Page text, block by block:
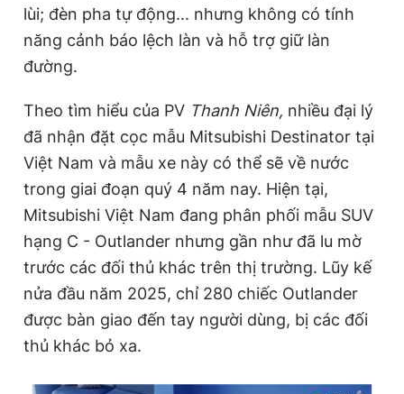
lùi; đèn pha tự động... nhưng không có tính
năng cảnh báo lệch làn và hỗ trợ giữ làn
đường.
Theo tìm hiểu của PV Thanh Niên, nhiều đại lý
đã nhận đặt cọc mẫu Mitsubishi Destinator tại
Việt Nam và mẫu xe này có thể sẽ về nước
trong giai đoạn quý 4 năm nay. Hiện tại,
Mitsubishi Việt Nam đang phân phối mẫu SUV
hạng C - Outlander nhưng gần như đã lu mờ
trước các đối thủ khác trên thị trường. Lũy kế
nửa đầu năm 2025, chỉ 280 chiếc Outlander
được bàn giao đến tay người dùng, bị các đối
thủ khác bỏ xa.